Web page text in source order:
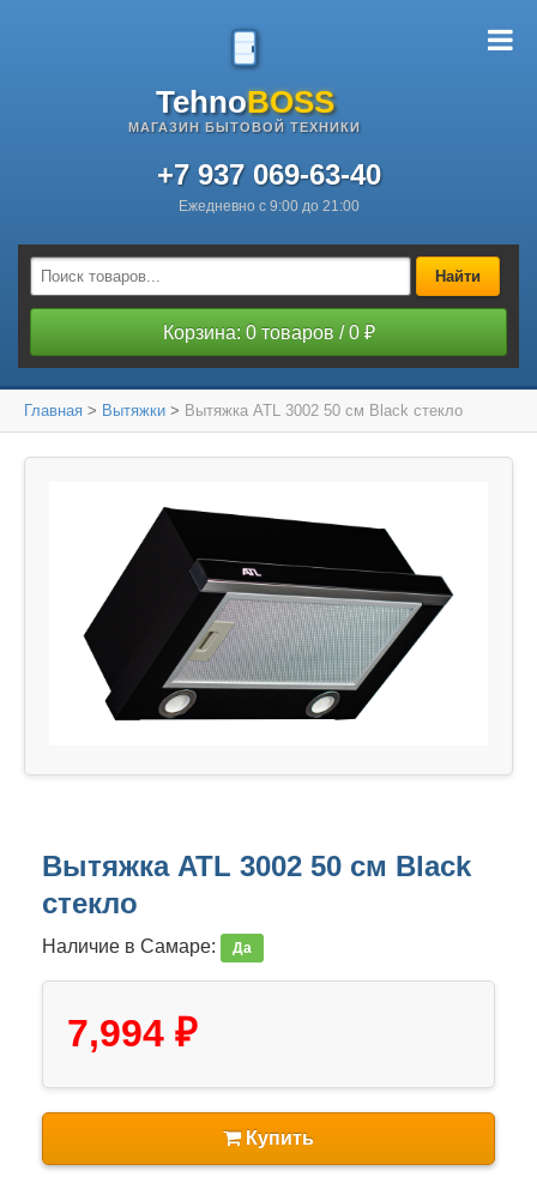
TehnoBOSS
МАГАЗИН БЫТОВОЙ ТЕХНИКИ
+7 937 069-63-40
Ежедневно с 9:00 до 21:00
Найти
Корзина: 0 товаров / 0 ₽
Главная > Вытяжки > Вытяжка ATL 3002 50 см Black стекло
Вытяжка ATL 3002 50 см Black
стекло
Наличие в Самаре: Да
7,994 ₽
Купить